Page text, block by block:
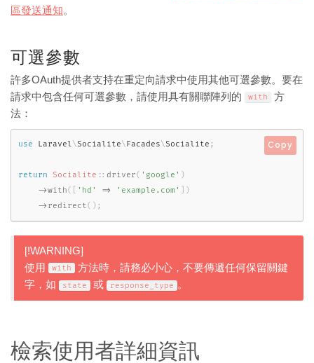
區發送通知。
可選參數
許多OAuth提供者支持在重定向請求中使用其他可選參數。要在
請求中包含任何可選參數，請使用具有關聯陣列的
with
方
法：
use Laravel\Socialite\ Facades\Socialite ;
return Socialite :: driver( 'google' )
->with( 'hd' => 'example.com'
)
-> redirect( ) ;
Copy
[!WARNING]
使用
with
方法時，請務必小心，不要傳遞任何保留關鍵
字，如
state 或 response_type 。
檢索使用者詳細資訊